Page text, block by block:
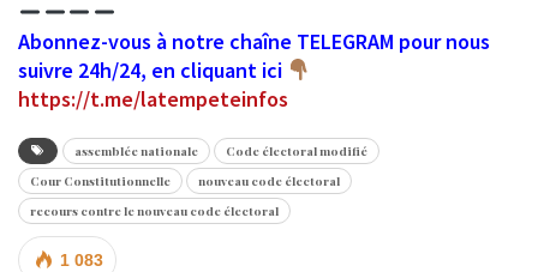
Abonnez-vous à notre chaîne TELEGRAM pour nous
suivre 24h/24, en cliquant ici
https://t.me/latempeteinfos
assemblée nationale
Code électoral modifié
Cour Constitutionnelle
nouveau code électoral
recours contre le nouveau code électoral
1 083